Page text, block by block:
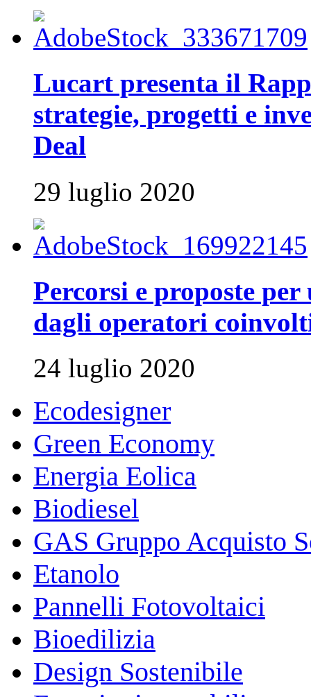
Lucart presenta il
strategie, progetti e
Deal
29 luglio 2020
Percorsi e proposte
dagli operatori
24 luglio 2020
Ecodesigner
Green Economy
Energia Eolica
Biodiesel
GAS Gruppo Acquisto
Etanolo
Pannelli Fotovoltaici
Bioedilizia
Design Sostenibile